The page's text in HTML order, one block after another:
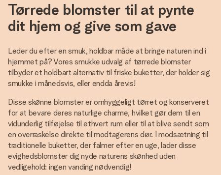
Tørrede blomster til at pynte
dit hjem og give som gave
Leder du efter en smuk, holdbar måde at bringe naturen ind i
hjemmet på? Vores smukke udvalg af tørrede blomster
tilbyder et holdbart alternativ til friske buketter, der holder sig
smukke i månedsvis, eller endda årevis!
Disse skønne blomster er omhyggeligt tørret og konserveret
for at bevare deres naturlige charme, hvilket gør dem til en
vidunderlig tilføjelse til ethvert rum eller til at blive sendt som
en overraskelse direkte til modtagerens dør. I modsætning til
traditionelle buketter, der falmer efter en uge, lader disse
evighedsblomster dig nyde naturens skønhed uden
vedligehold: ingen vanding nødvendig!